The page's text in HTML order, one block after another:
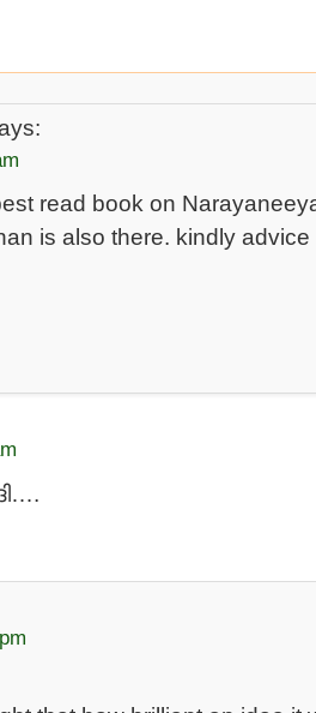
read book on
is also there. kindly